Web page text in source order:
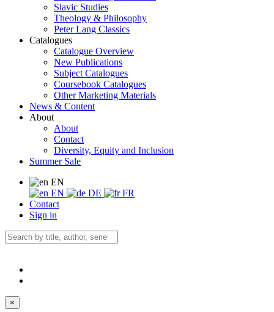
Slavic Studies
Theology & Philosophy
Peter Lang Classics
Catalogues
Catalogue Overview
New Publications
Subject Catalogues
Coursebook Catalogues
Other Marketing Materials
News & Content
About
About
Contact
Diversity, Equity and Inclusion
Summer Sale
EN
EN
DE
FR
Contact
Sign in
×